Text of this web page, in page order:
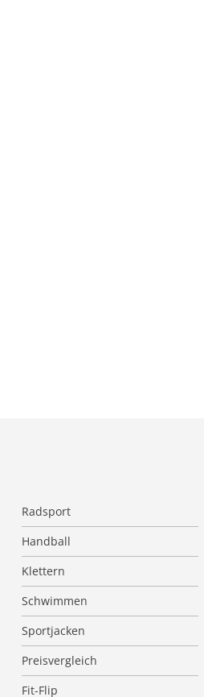
Radsport
Handball
Klettern
Schwimmen
Sportjacken
Preisvergleich
Fit-Flip